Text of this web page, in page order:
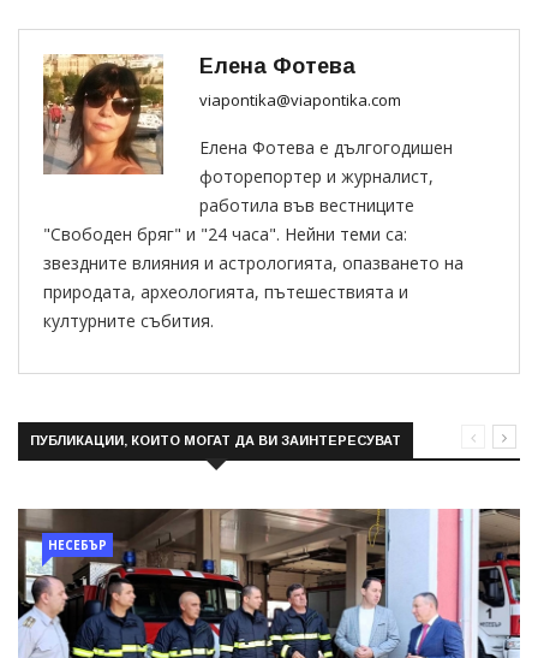
Елена Фотева
viapontika@viapontika.com
Елена Фотева е дългогодишен
фоторепортер и журналист,
работила във вестниците
"Свободен бряг" и "24 часа". Нейни теми са:
звездните влияния и астрологията, опазването на
природата, археологията, пътешествията и
културните събития.
ПУБЛИКАЦИИ, КОИТО МОГАТ ДА ВИ ЗАИНТЕРЕСУВАТ
НЕСЕБЪР